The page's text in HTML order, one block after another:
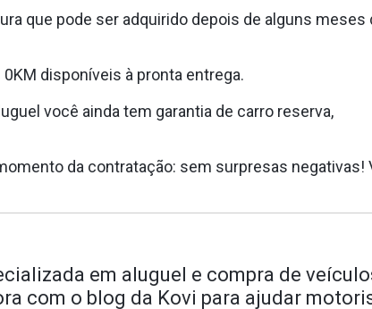
que pode ser adquirido depois de alguns meses
disponíveis à pronta entrega.
você ainda tem garantia de carro reserva,
da contratação: sem surpresas negativas!
em aluguel e compra de
com o blog da Kovi para ajudar